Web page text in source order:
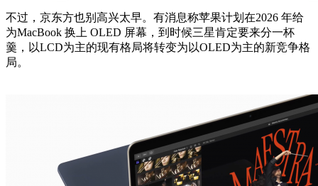
不过，京东方也别高兴太早。有消息称苹果计划在2026 年给
为MacBook 换上 OLED 屏幕，到时候三星肯定要来分一杯
羹，以LCD为主的现有格局将转变为以OLED为主的新竞争格
局。